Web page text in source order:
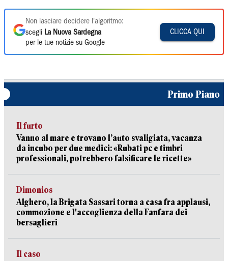
Non lasciare decidere l'algoritmo:
scegli La Nuova Sardegna
per le tue notizie su Google
CLICCA QUI
Primo Piano
Il furto
Vanno al mare e trovano l’auto svaligiata, vacanza
da incubo per due medici: «Rubati pc e timbri
professionali, potrebbero falsificare le ricette»
Dimonios
Alghero, la Brigata Sassari torna a casa fra applausi,
commozione e l'accoglienza della Fanfara dei
bersaglieri
Il caso